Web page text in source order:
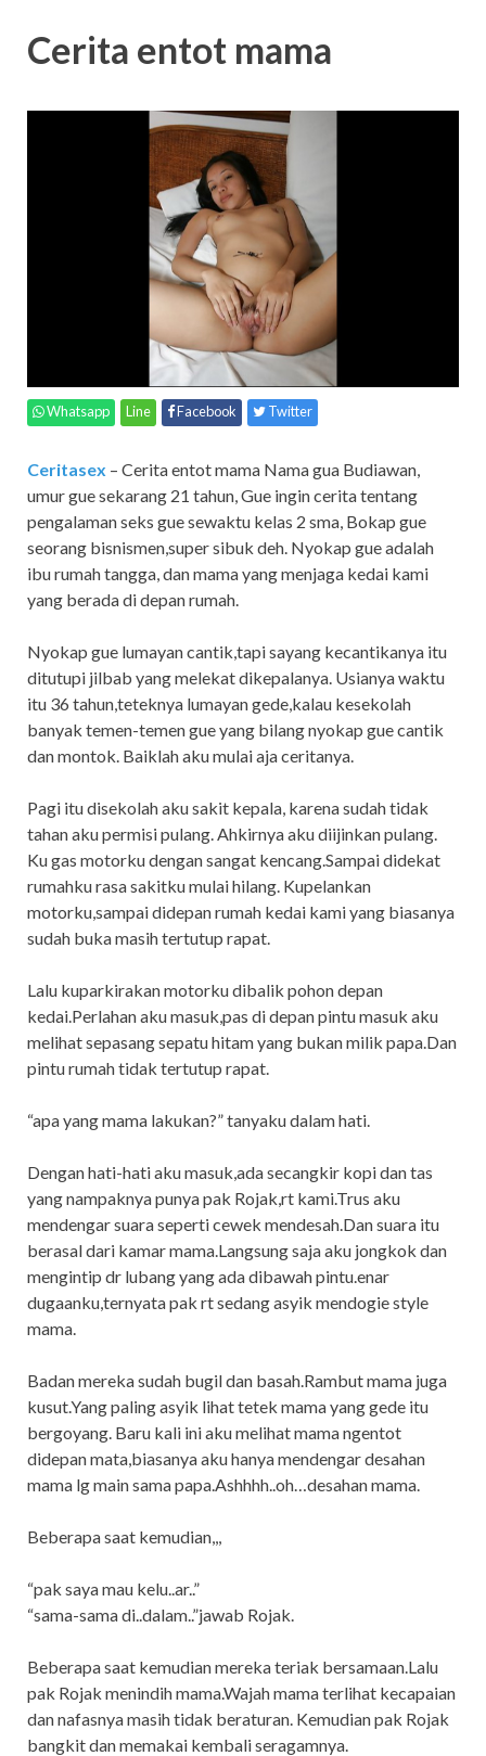
Cerita entot mama
Whatsapp Line Facebook Twitter
Ceritasex – Cerita entot mama Nama gua Budiawan,
umur gue sekarang 21 tahun, Gue ingin cerita tentang
pengalaman seks gue sewaktu kelas 2 sma, Bokap gue
seorang bisnismen,super sibuk deh. Nyokap gue adalah
ibu rumah tangga, dan mama yang menjaga kedai kami
yang berada di depan rumah.
Nyokap gue lumayan cantik,tapi sayang kecantikanya itu
ditutupi jilbab yang melekat dikepalanya. Usianya waktu
itu 36 tahun,teteknya lumayan gede,kalau kesekolah
banyak temen-temen gue yang bilang nyokap gue cantik
dan montok. Baiklah aku mulai aja ceritanya.
Pagi itu disekolah aku sakit kepala, karena sudah tidak
tahan aku permisi pulang. Ahkirnya aku diijinkan pulang.
Ku gas motorku dengan sangat kencang.Sampai didekat
rumahku rasa sakitku mulai hilang. Kupelankan
motorku,sampai didepan rumah kedai kami yang biasanya
sudah buka masih tertutup rapat.
Lalu kuparkirakan motorku dibalik pohon depan
kedai.Perlahan aku masuk,pas di depan pintu masuk aku
melihat sepasang sepatu hitam yang bukan milik papa.Dan
pintu rumah tidak tertutup rapat.
“apa yang mama lakukan?” tanyaku dalam hati.
Dengan hati-hati aku masuk,ada secangkir kopi dan tas
yang nampaknya punya pak Rojak,rt kami.Trus aku
mendengar suara seperti cewek mendesah.Dan suara itu
berasal dari kamar mama.Langsung saja aku jongkok dan
mengintip dr lubang yang ada dibawah pintu.enar
dugaanku,ternyata pak rt sedang asyik mendogie style
mama.
Badan mereka sudah bugil dan basah.Rambut mama juga
kusut.Yang paling asyik lihat tetek mama yang gede itu
bergoyang. Baru kali ini aku melihat mama ngentot
didepan mata,biasanya aku hanya mendengar desahan
mama lg main sama papa.Ashhhh..oh…desahan mama.
Beberapa saat kemudian,,,
“pak saya mau kelu..ar..”
“sama-sama di..dalam..”jawab Rojak.
Beberapa saat kemudian mereka teriak bersamaan.Lalu
pak Rojak menindih mama.Wajah mama terlihat kecapaian
dan nafasnya masih tidak beraturan. Kemudian pak Rojak
bangkit dan memakai kembali seragamnya.